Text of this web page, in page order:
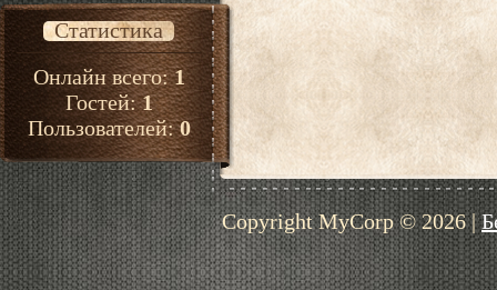
Статистика
Онлайн всего:1
Гостей:1
Пользователей:0
Copyright MyCorp © 2026|